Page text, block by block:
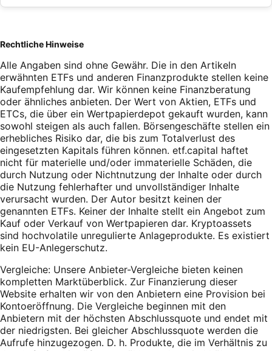
Rechtliche Hinweise
Alle Angaben sind ohne Gewähr. Die in den Artikeln
erwähnten ETFs und anderen Finanzprodukte stellen keine
Kaufempfehlung dar. Wir können keine Finanzberatung
oder ähnliches anbieten. Der Wert von Aktien, ETFs und
ETCs, die über ein Wertpapierdepot gekauft wurden, kann
sowohl steigen als auch fallen. Börsengeschäfte stellen ein
erhebliches Risiko dar, die bis zum Totalverlust des
eingesetzten Kapitals führen können. etf.capital haftet
nicht für materielle und/oder immaterielle Schäden, die
durch Nutzung oder Nichtnutzung der Inhalte oder durch
die Nutzung fehlerhafter und unvollständiger Inhalte
verursacht wurden. Der Autor besitzt keinen der
genannten ETFs. Keiner der Inhalte stellt ein Angebot zum
Kauf oder Verkauf von Wertpapieren dar. Kryptoassets
sind hochvolatile unregulierte Anlageprodukte. Es existiert
kein EU-Anlegerschutz.
Vergleiche: Unsere Anbieter-Vergleiche bieten keinen
kompletten Marktüberblick. Zur Finanzierung dieser
Website erhalten wir von den Anbietern eine Provision bei
Kontoeröffnung. Die Vergleiche beginnen mit den
Anbietern mit der höchsten Abschlussquote und endet mit
der niedrigsten. Bei gleicher Abschlussquote werden die
Aufrufe hinzugezogen. D. h. Produkte, die im Verhältnis zu